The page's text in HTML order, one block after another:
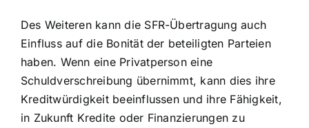
Des Weiteren kann die SFR-Übertragung auch
Einfluss auf die Bonität der beteiligten Parteien
haben. Wenn eine Privatperson eine
Schuldverschreibung übernimmt, kann dies ihre
Kreditwürdigkeit beeinflussen und ihre Fähigkeit,
in Zukunft Kredite oder Finanzierungen zu